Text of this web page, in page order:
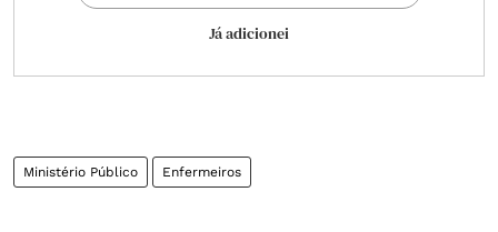
Já adicionei
Ministério Público Enfermeiros